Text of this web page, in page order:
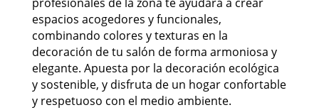
espacios acogedores y funcionales,
combinando colores y texturas en la
decoración de tu salón de forma armoniosa y
elegante. Apuesta por la decoración ecológica
y sostenible, y disfruta de un hogar confortable
y respetuoso con el medio ambiente.